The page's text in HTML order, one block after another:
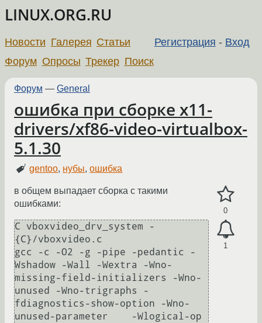
LINUX.ORG.RU
Регистрация - Вход
Новости Галерея Статьи
Форум Опросы Трекер Поиск
Форум — General
ошибка при сборке x11-
drivers/xf86-video-virtualbox-
5.1.30
gentoo, нубы,ошибка
0
1
в общем выпадает сборка с такими
ошибками:
C vboxvideo_drv_system -
{C}/vboxvideo.c
gcc -c -O2 -g -pipe -pedantic -
Wshadow -Wall -Wextra -Wno-
missing-field-initializers -Wno-
unused -Wno-trigraphs -
fdiagnostics-show-option -Wno-
unused-parameter    -Wlogical-op